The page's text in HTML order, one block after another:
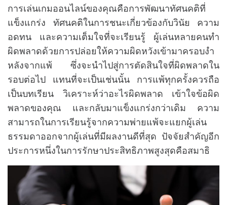
r
m
a
ti
o
n
การเล่นเกมออนไลน์ของคุณคือการพัฒนาทัศนคติที่
แข็งแกร่ง ทัศนคติในการชนะเกี่ยวข้องกับวินัย ความ
อดทน และความเต็มใจที่จะเรียนรู้ ผู้เล่นหลายคนทำ
ผิดพลาดด้วยการปล่อยให้ความผิดหวังเข้ามาครอบงำ
หลังจากแพ้ ซึ่งจะนำไปสู่การตัดสินใจที่ผิดพลาดใน
รอบต่อไป แทนที่จะเป็นเช่นนั้น การแพ้ทุกครั้งควรถือ
เป็นบทเรียน วิเคราะห์ว่าอะไรผิดพลาด เข้าใจข้อผิด
พลาดของคุณ และกลับมาแข็งแกร่งกว่าเดิม ความ
สามารถในการเรียนรู้จากความพ่ายแพ้จะแยกผู้เล่น
ธรรมดาออกจากผู้เล่นที่มีผลงานดีที่สุด ปัจจัยสำคัญอีก
ประการหนึ่งในการรักษาประสิทธิภาพสูงสุดคือสมาธิ